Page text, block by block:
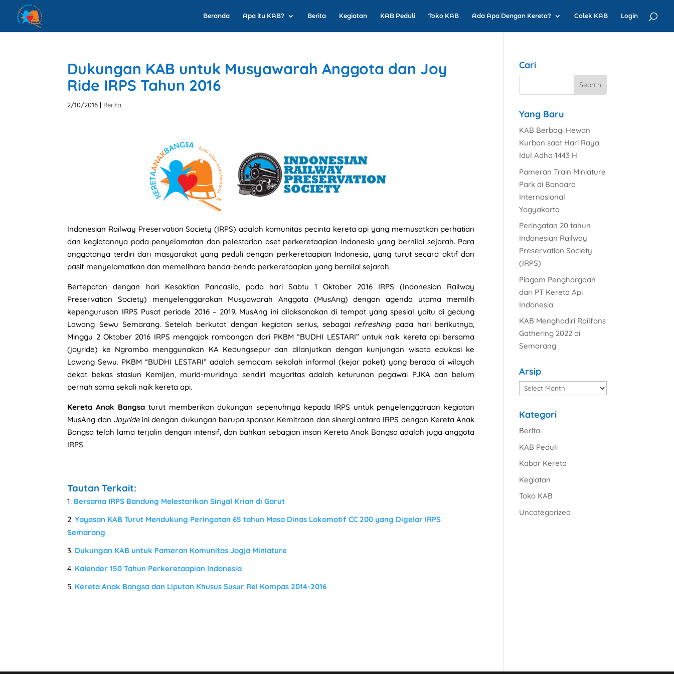
Beranda Apa itu KAB? Berita Kegiatan KAB Peduli Toko KAB Ada Apa Dengan Kereta? Colek KAB Login
Dukungan KAB untuk Musyawarah Anggota dan Joy
Ride IRPS Tahun 2016
2/10/2016 | Berita
Indonesian Railway Preservation Society (IRPS) adalah komunitas pecinta kereta api yang memusatkan perhatian
dan kegiatannya pada penyelamatan dan pelestarian aset perkeretaapian Indonesia yang bernilai sejarah. Para
anggotanya terdiri dari masyarakat yang peduli dengan perkeretaapian Indonesia, yang turut secara aktif dan
pasif menyelamatkan dan memelihara benda-benda perkeretaapian yang bernilai sejarah.
Bertepatan dengan hari Kesaktian Pancasila, pada hari Sabtu 1 Oktober 2016 IRPS (Indonesian Railway
Preservation Society) menyelenggarakan Musyawarah Anggota (MusAng) dengan agenda utama memilih
kepengurusan IRPS Pusat periode 2016 – 2019. MusAng ini dilaksanakan di tempat yang spesial yaitu di gedung
Lawang Sewu Semarang. Setelah berkutat dengan kegiatan serius, sebagai refreshingpada hari berikutnya,
Minggu 2 Oktober 2016 IRPS mengajak rombongan dari PKBM “BUDHI LESTARI” untuk naik kereta api bersama
(joyride) ke Ngrombo menggunakan KA Kedungsepur dan dilanjutkan dengan kunjungan wisata edukasi ke
Lawang Sewu. PKBM “BUDHI LESTARI” adalah semacam sekolah informal (kejar paket) yang berada di wilayah
dekat bekas stasiun Kemijen, murid-muridnya sendiri mayoritas adalah keturunan pegawai PJKA dan belum
pernah sama sekali naik kereta api.
Kereta Anak Bangsa turut memberikan dukungan sepenuhnya kepada IRPS untuk penyelenggaraan kegiatan
MusAng dan Joyrideini dengan dukungan berupa sponsor. Kemitraan dan sinergi antara IRPS dengan Kereta Anak
Bangsa telah lama terjalin dengan intensif, dan bahkan sebagian insan Kereta Anak Bangsa adalah juga anggota
IRPS.
Tautan Terkait:
Bersama IRPS Bandung Melestarikan Sinyal Krian di Garut
Yayasan KAB Turut Mendukung Peringatan 65 tahun Masa Dinas Lokomotif CC 200 yang Digelar IRPS
Semarang
Dukungan KAB untuk Pameran Komunitas Jogja Miniature
Kalender 150 Tahun Perkeretaapian Indonesia
Kereta Anak Bangsa dan Liputan Khusus Susur Rel Kompas 2014-2016
Cari
Yang Baru
KAB Berbagi Hewan
Kurban saat Hari Raya
Idul Adha 1443 H
Pameran Train Miniature
Park di Bandara
Internasional
Yogyakarta
Peringatan 20 tahun
Indonesian Railway
Preservation Society
(IRPS)
Piagam Penghargaan
dari PT Kereta Api
Indonesia
KAB Menghadiri Railfans
Gathering 2022 di
Semarang
Arsip
Arsip
Kategori
Berita
KAB Peduli
Kabar Kereta
Kegiatan
Toko KAB
Uncategorized